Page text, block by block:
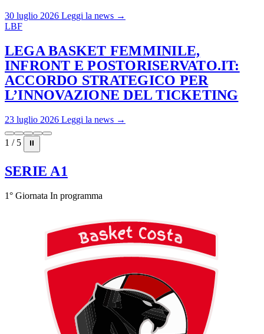
30 luglio 2026 Leggi la news →
LBF
LEGA BASKET FEMMINILE,
INFRONT E POSTORISERVATO.IT:
ACCORDO STRATEGICO PER
L’INNOVAZIONE DEL TICKETING
23 luglio 2026 Leggi la news →
1 / 5 ⏸
SERIE A1
1° Giornata In programma